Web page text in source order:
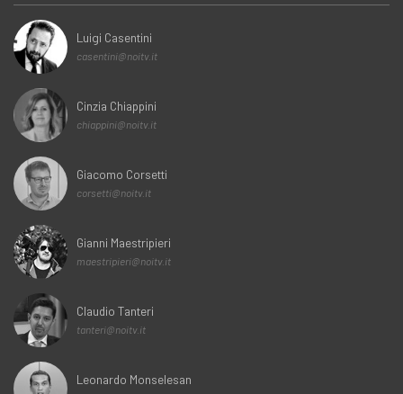
Luigi Casentini
casentini@noitv.it
Cinzia Chiappini
chiappini@noitv.it
Giacomo Corsetti
corsetti@noitv.it
Gianni Maestripieri
maestripieri@noitv.it
Claudio Tanteri
tanteri@noitv.it
Leonardo Monselesan